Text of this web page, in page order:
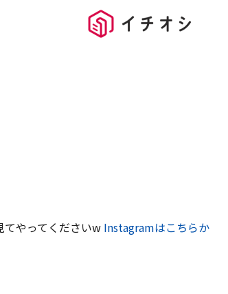
てやってくださいw Instagramはこちらか